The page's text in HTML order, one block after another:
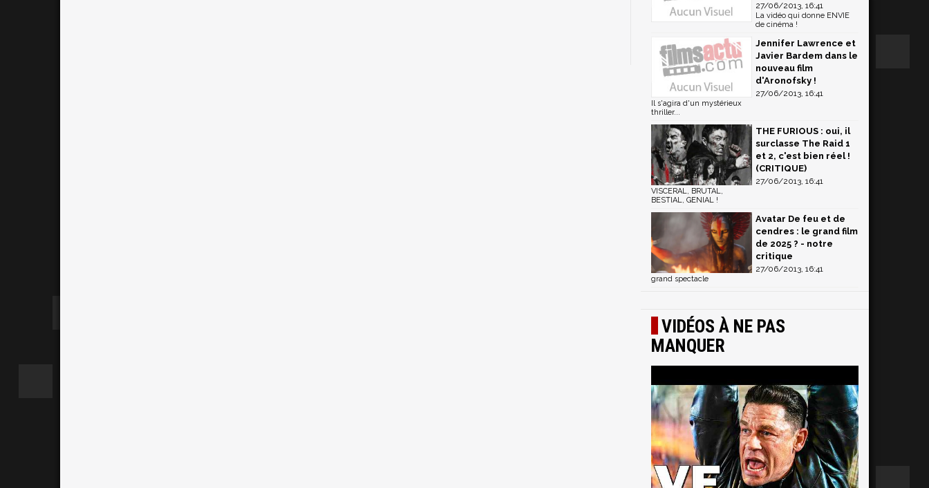
27/06/2013, 16:41
La vidéo qui donne ENVIE
de cinéma !
Jennifer Lawrence et
Javier Bardem dans le
nouveau film
d'Aronofsky !
27/06/2013, 16:41
Il s'agira d'un mystérieux
thriller...
THE FURIOUS : oui, il
surclasse The Raid 1
et 2, c'est bien réel !
(CRITIQUE)
27/06/2013, 16:41
VISCERAL, BRUTAL,
BESTIAL, GENIAL !
Avatar De feu et de
cendres : le grand film
de 2025 ? - notre
critique
27/06/2013, 16:41
grand spectacle
VIDÉOS À NE PAS
MANQUER